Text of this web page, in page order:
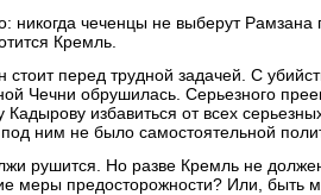
никогда чеченцы не выберут
Кремль.
стоит перед трудной задачей. С
Чечни обрушилась. Серьезного
избавиться от всех
ним не было самостоятельной
рушится. Но разве Кремль не
меры предосторожности? Или, быть